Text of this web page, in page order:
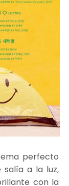
perfecto
a la luz,
con la